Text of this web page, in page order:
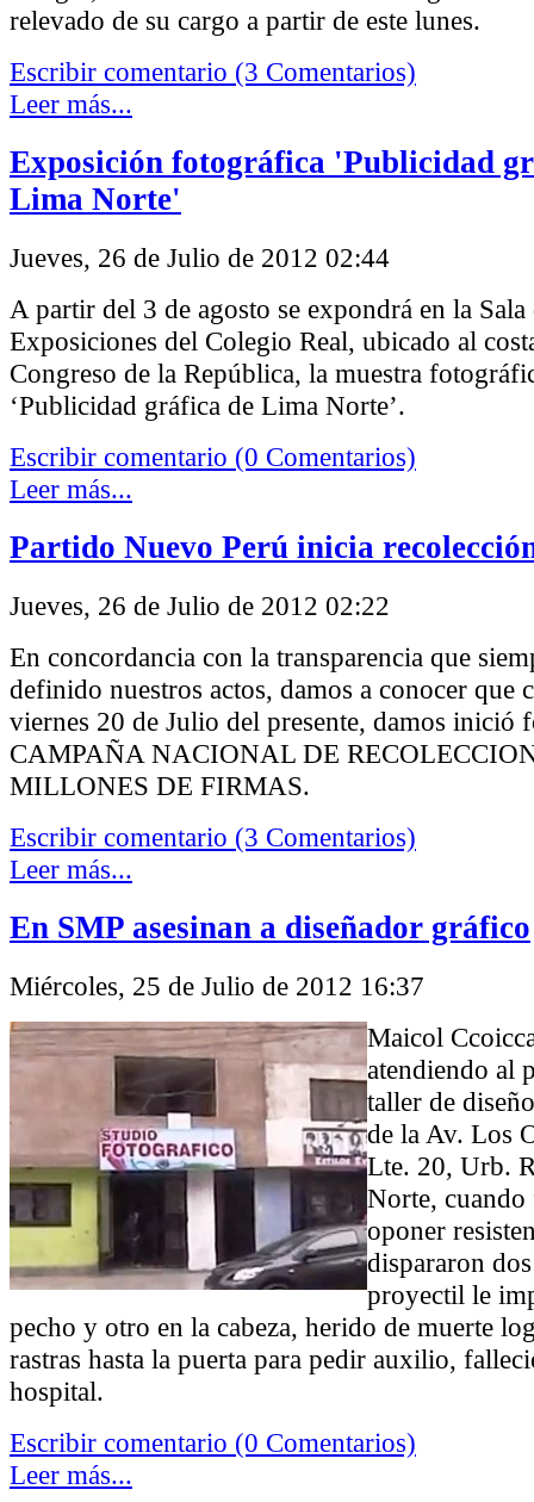
relevado de su cargo a partir de este lunes.
Escribir comentario (3 Comentarios)
Leer más...
Exposición fotográfica 'Publicidad
Lima Norte'
Jueves, 26 de Julio de 2012 02:44
A partir del 3 de agosto se expondrá en la Sala
Exposiciones del Colegio Real, ubicado al
Congreso de la República, la muestra
‘Publicidad gráfica de Lima Norte’.
Escribir comentario (0 Comentarios)
Leer más...
Partido Nuevo Perú inicia
Jueves, 26 de Julio de 2012 02:22
En concordancia con la transparencia que
definido nuestros actos, damos a conocer que
viernes 20 de Julio del presente, damos inició
CAMPAÑA NACIONAL DE
MILLONES DE FIRMAS.
Escribir comentario (3 Comentarios)
Leer más...
En SMP asesinan a diseñador gráfico
Miércoles, 25 de Julio de 2012 16:37
Maicol
atendiendo al
taller de
de la Av. Los
Lte. 20, Urb.
Norte, cuando
oponer
dispararon
proyectil le
pecho y otro en la cabeza, herido de muerte
rastras hasta la puerta para pedir auxilio,
hospital.
Escribir comentario (0 Comentarios)
Leer más...